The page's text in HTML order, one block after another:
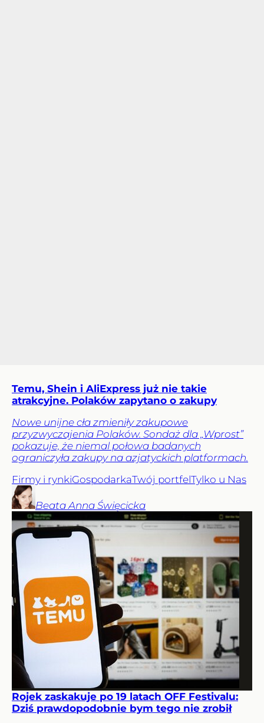
Temu, Shein i AliExpress już nie takie
atrakcyjne. Polaków zapytano o zakupy
Nowe unijne cła zmieniły zakupowe
przyzwyczajenia Polaków. Sondaż dla „Wprost”
pokazuje, że niemal połowa badanych
ograniczyła zakupy na azjatyckich platformach.
Firmy i rynkiGospodarkaTwój portfelTylko u Nas
Beata Anna Święcicka
Rojek zaskakuje po 19 latach OFF Festivalu:
Dziś prawdopodobnie bym tego nie zrobił